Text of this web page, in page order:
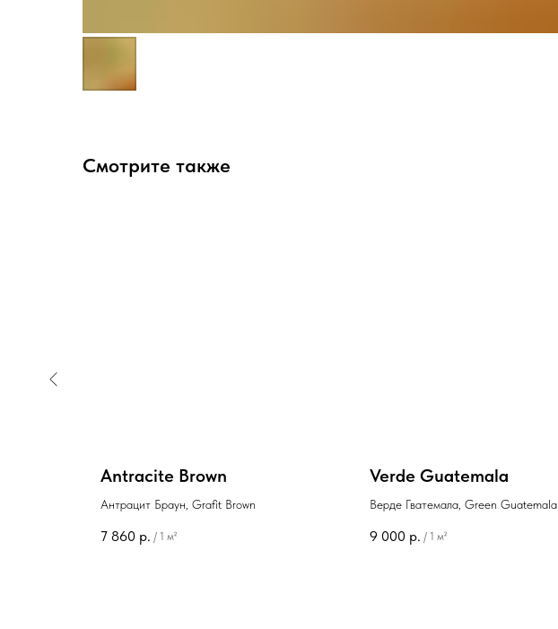
Смотрите также
Antracite Brown
Антрацит Браун, Grafit Brown
7 860 р. / 1 м²
Verde Guatemala
Верде Гватемала, Green Guatemala
9 000 р. / 1 м²